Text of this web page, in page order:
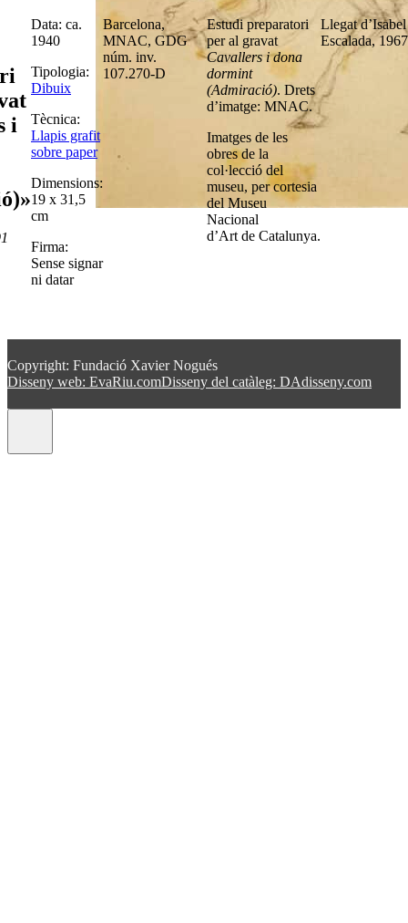
i
Data: ca.
1940
Tipologia:
Dibuix
Tècnica:
Llapis grafit
sobre paper
Dimensions:
19 x 31,5
cm
Firma:
Sense signar
ni datar
Barcelona,
MNAC, GDG
núm. inv.
107.270-D
Estudi preparatori
per al gravat
Cavallers i dona
dormint
(Admiració). Drets
d’imatge: MNAC.
Imatges de les
obres de la
col·lecció del
museu, per cortesia
del Museu
Nacional
d’Art de Catalunya.
Llegat d’Isabel
Escalada, 1967
Copyright: Fundació Xavier Nogués
Disseny web: EvaRiu.comDisseny del catàleg: DAdisseny.com